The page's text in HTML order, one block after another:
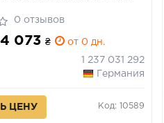
0 отзывов
073 ₴ от 0 дн.
1 237 031 292
Германия
ЦЕНУ Код: 10589